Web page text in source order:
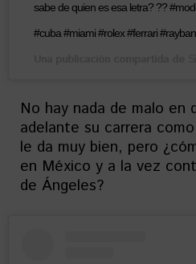
sabe de quien es esa letra? ??
#cuba #miami #rolex #ferrari #rayban
No hay nada de malo en
adelante su carrera
le da muy bien, pero
en México y a la vez
de Ángeles?